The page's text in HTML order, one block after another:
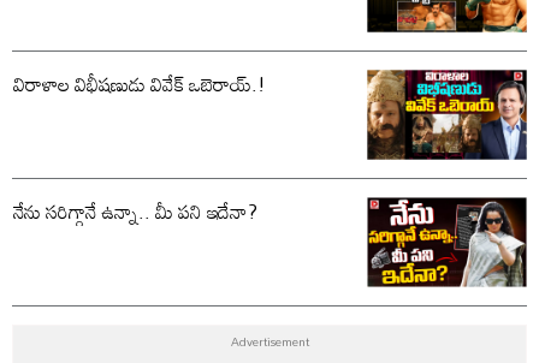
విరాళాల విభీషణుడు వివేక్ ఒబెరాయ్.!
నేను సరిగ్గానే ఉన్నా.. మీ పని ఇదేనా?